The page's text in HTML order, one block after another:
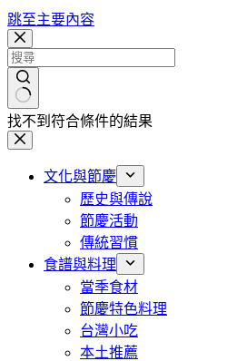
跳至主要內容
找不到符合條件的結果
文化與節慶
歷史與傳說
節慶活動
傳統習慣
食譜與料理
當季食材
節慶特色料理
台灣小吃
本土推薦